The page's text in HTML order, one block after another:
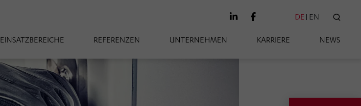
EINSATZBEREICHE REFERENZEN UNTERNEHMEN KARRIERE NEWS
DE EN